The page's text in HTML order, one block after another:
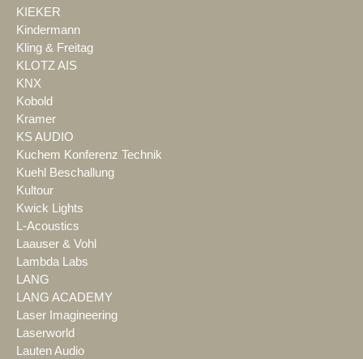
KIEKER
Kindermann
Kling & Freitag
KLOTZ AIS
KNX
Kobold
Kramer
KS AUDIO
Kuchem Konferenz Technik
Kuehl Beschallung
Kultour
Kwick Lights
L-Acoustics
Laauser & Vohl
Lambda Labs
LANG
LANG ACADEMY
Laser Imagineering
Laserworld
Lauten Audio